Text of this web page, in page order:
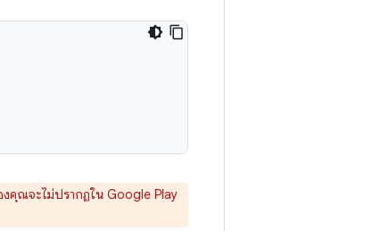
คุณจะไม่ปรากฏใน Google Play